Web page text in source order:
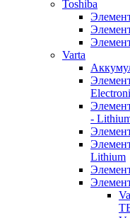
Toshiba
Varta
-
Lithium